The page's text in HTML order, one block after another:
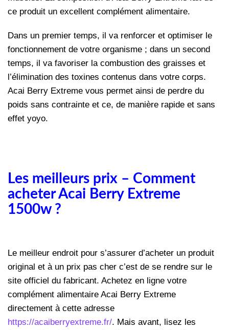
ce produit un excellent complément alimentaire.
Dans un premier temps, il va renforcer et optimiser le
fonctionnement de votre organisme ; dans un second
temps, il va favoriser la combustion des graisses et
l’élimination des toxines contenus dans votre corps.
Acai Berry Extreme vous permet ainsi de perdre du
poids sans contrainte et ce, de manière rapide et sans
effet yoyo.
Les meilleurs prix – Comment
acheter Acai Berry Extreme
1500w ?
Le meilleur endroit pour s’assurer d’acheter un produit
original et à un prix pas cher c’est de se rendre sur le
site officiel du fabricant. Achetez en ligne votre
complément alimentaire Acai Berry Extreme
directement à cette adresse
https://acaiberryextreme.fr/. Mais avant, lisez les